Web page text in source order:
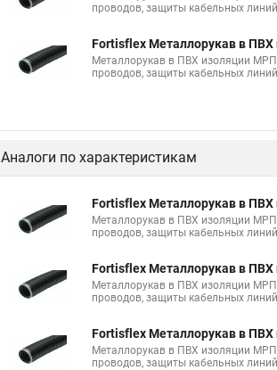
проводов, защиты кабельных
Fortisflex Металлорукав в ПВХ
Металлорукав в ПВХ изоляции
проводов, защиты кабельных
Аналоги по характеристикам
Fortisflex Металлорукав в ПВХ
Металлорукав в ПВХ изоляции
проводов, защиты кабельных
Fortisflex Металлорукав в ПВХ
Металлорукав в ПВХ изоляции
проводов, защиты кабельных
Fortisflex Металлорукав в ПВХ
Металлорукав в ПВХ изоляции
проводов, защиты кабельных